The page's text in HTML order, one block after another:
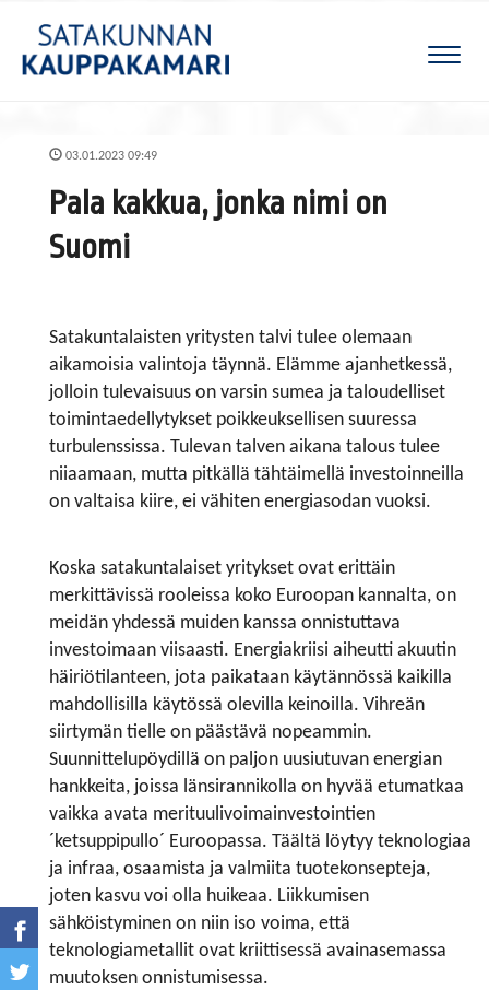
03.01.2023 09:49
Pala kakkua, jonka nimi on
Suomi
Satakuntalaisten yritysten talvi tulee olemaan
aikamoisia valintoja täynnä. Elämme ajanhetkessä,
jolloin tulevaisuus on varsin sumea ja taloudelliset
toimintaedellytykset poikkeuksellisen suuressa
turbulenssissa. Tulevan talven aikana talous tulee
niiaamaan, mutta pitkällä tähtäimellä investoinneilla
on valtaisa kiire, ei vähiten energiasodan vuoksi.
Koska satakuntalaiset yritykset ovat erittäin
merkittävissä rooleissa koko Euroopan kannalta, on
meidän yhdessä muiden kanssa onnistuttava
investoimaan viisaasti. Energiakriisi aiheutti akuutin
häiriötilanteen, jota paikataan käytännössä kaikilla
mahdollisilla käytössä olevilla keinoilla. Vihreän
siirtymän tielle on päästävä nopeammin.
Suunnittelupöydillä on paljon uusiutuvan energian
hankkeita, joissa länsirannikolla on hyvää etumatkaa
vaikka avata merituulivoimainvestointien
´ketsuppipullo´ Euroopassa. Täältä löytyy teknologiaa
ja infraa, osaamista ja valmiita tuotekonsepteja,
joten kasvu voi olla huikeaa. Liikkumisen
sähköistyminen on niin iso voima, että
teknologiametallit ovat kriittisessä avainasemassa
muutoksen onnistumisessa.